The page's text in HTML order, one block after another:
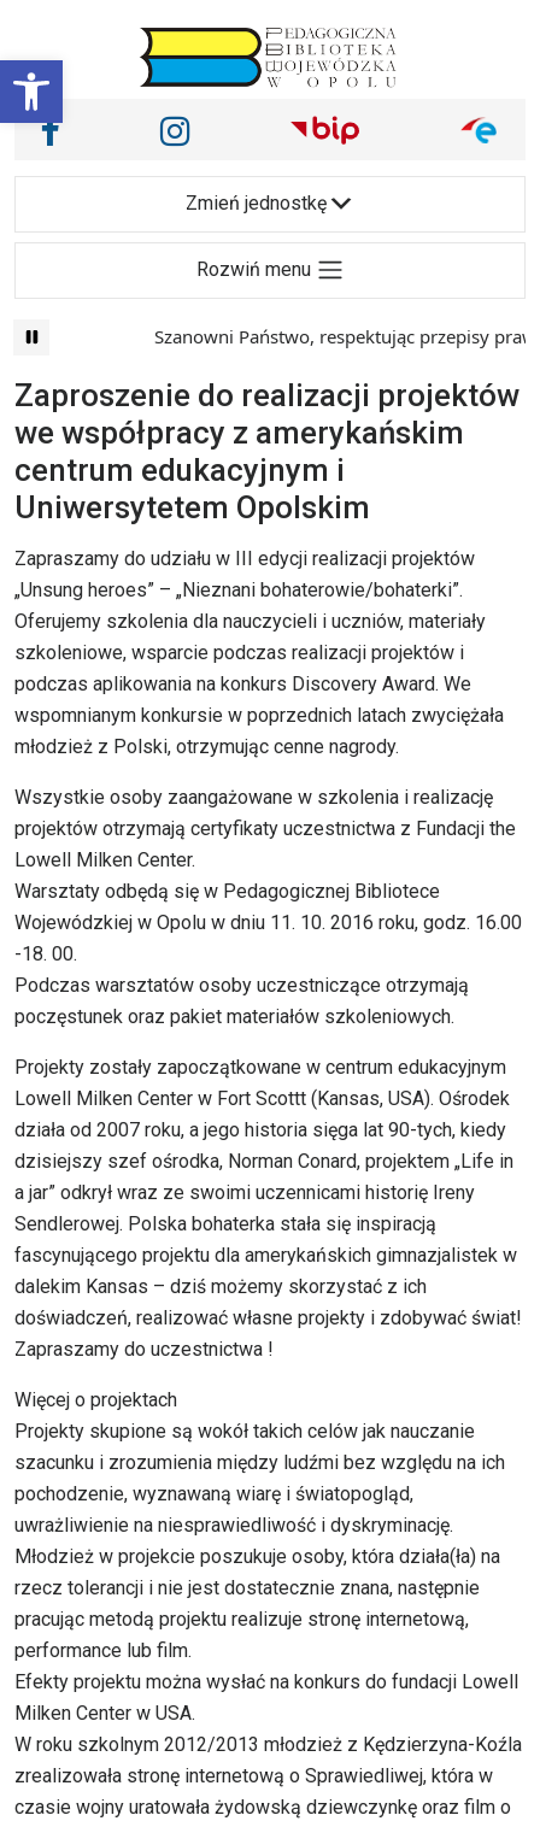
Otwórz pasek narzędzi
Main Navigation
Nasze media społecznościowe i inne
Facebook Instagram
Zmień jednostkę
Rozwiń menu
Szanowni Państwo, respektując przepisy prawa
Zaproszenie do realizacji projektów
we współpracy z amerykańskim
centrum edukacyjnym i
Uniwersytetem Opolskim
Zapraszamy do udziału w III edycji realizacji projektów
„Unsung heroes” – „Nieznani bohaterowie/bohaterki”.
Oferujemy szkolenia dla nauczycieli i uczniów, materiały
szkoleniowe, wsparcie podczas realizacji projektów i
podczas aplikowania na konkurs Discovery Award. We
wspomnianym konkursie w poprzednich latach zwyciężała
młodzież z Polski, otrzymując cenne nagrody.
Wszystkie osoby zaangażowane w szkolenia i realizację
projektów otrzymają certyfikaty uczestnictwa z Fundacji the
Lowell Milken Center.
Warsztaty odbędą się w Pedagogicznej Bibliotece
Wojewódzkiej w Opolu w dniu 11. 10. 2016 roku, godz. 16.00
-18. 00.
Podczas warsztatów osoby uczestniczące otrzymają
poczęstunek oraz pakiet materiałów szkoleniowych.
Projekty zostały zapoczątkowane w centrum edukacyjnym
Lowell Milken Center w Fort Scottt (Kansas, USA). Ośrodek
działa od 2007 roku, a jego historia sięga lat 90-tych, kiedy
dzisiejszy szef ośrodka, Norman Conard, projektem „Life in
a jar” odkrył wraz ze swoimi uczennicami historię Ireny
Sendlerowej. Polska bohaterka stała się inspiracją
fascynującego projektu dla amerykańskich gimnazjalistek w
dalekim Kansas – dziś możemy skorzystać z ich
doświadczeń, realizować własne projekty i zdobywać świat!
Zapraszamy do uczestnictwa !
Więcej o projektach
Projekty skupione są wokół takich celów jak nauczanie
szacunku i zrozumienia między ludźmi bez względu na ich
pochodzenie, wyznawaną wiarę i światopogląd,
uwrażliwienie na niesprawiedliwość i dyskryminację.
Młodzież w projekcie poszukuje osoby, która działa(ła) na
rzecz tolerancji i nie jest dostatecznie znana, następnie
pracując metodą projektu realizuje stronę internetową,
performance lub film.
Efekty projektu można wysłać na konkurs do fundacji Lowell
Milken Center w USA.
W roku szkolnym 2012/2013 młodzież z Kędzierzyna-Koźla
zrealizowała stronę internetową o Sprawiedliwej, która w
czasie wojny uratowała żydowską dziewczynkę oraz film o